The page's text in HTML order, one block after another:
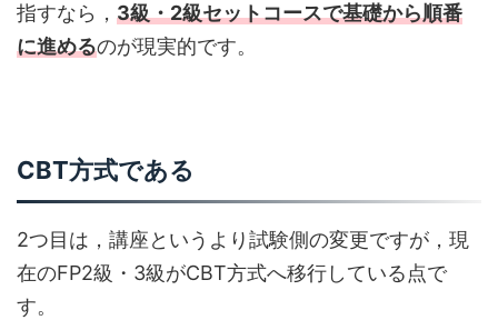
指すなら， 3級・2級セットコースで基礎から順番
に進めるのが現実的です。
CBT方式である
2つ目は，講座というより試験側の変更ですが，現
在のFP2級・3級がCBT方式へ移行している点で
す。